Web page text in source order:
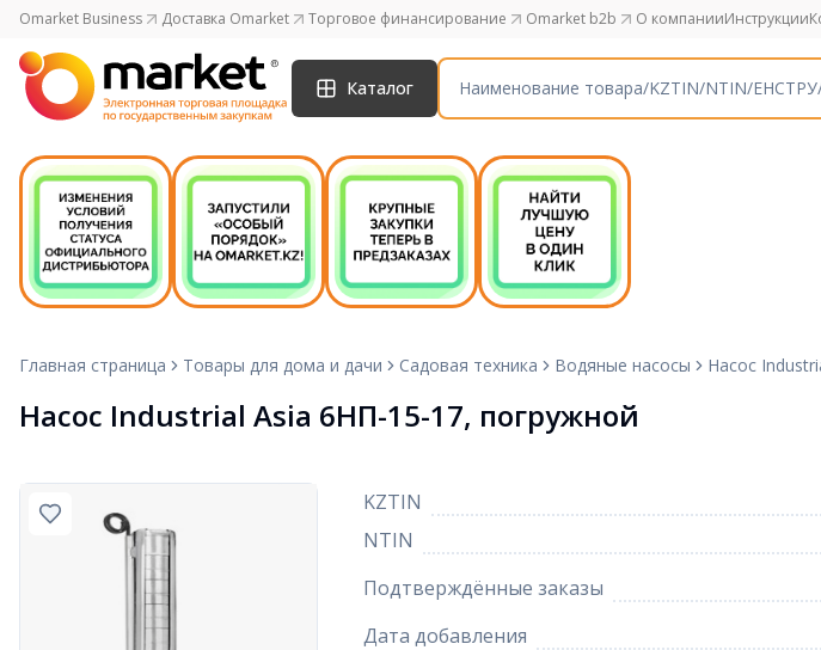
Omarket Business Доставка Omarket Торговое финансирование Omarket b2b О компанииИнструкции
Каталог
Главная страница Товары для дома и дачи Садовая техника Водяные насосы Насос
Насос Industrial Asia 6НП-15-17, погружной
KZTIN
NTIN
Подтверждённые заказы
Дата добавления